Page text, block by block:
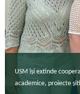
USM își extinde
academice, proiecte